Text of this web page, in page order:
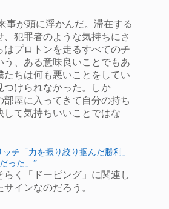
事が頭に浮かんだ。滞在する
犯罪者のような気持ちにさ
プロトンを走るすべてのチ
う、ある意味良いことでもあ
たちは何も悪いことをしてい
つけられなかった。しか
部屋に入ってきて自分の持ち
て気持ちいいことではな
チ「力を振り絞り掴んだ勝利」
った」”
らく「ドーピング」に関連し
インなのだろう。